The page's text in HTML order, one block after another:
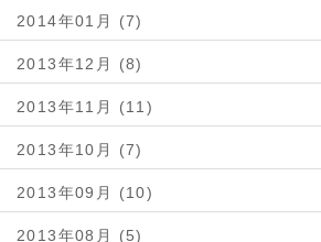
2014年01月 (7)
2013年12月 (8)
2013年11月 (11)
2013年10月 (7)
2013年09月 (10)
2013年08月 (5)